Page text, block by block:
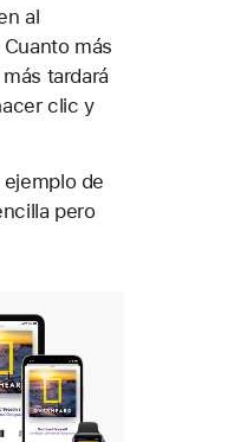
al
más
tardará
clic y
de
pero